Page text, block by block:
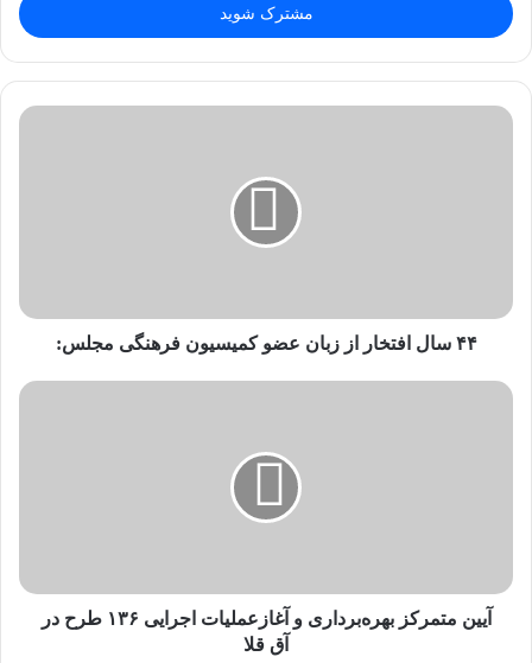
را
وارد
کنید
۴۴ سال افتخار از زبان عضو کمیسیون فرهنگی مجلس:
آیین متمرکز بهره‌برداری و آغازعملیات اجرایی ۱۳۶ طرح در
آق قلا